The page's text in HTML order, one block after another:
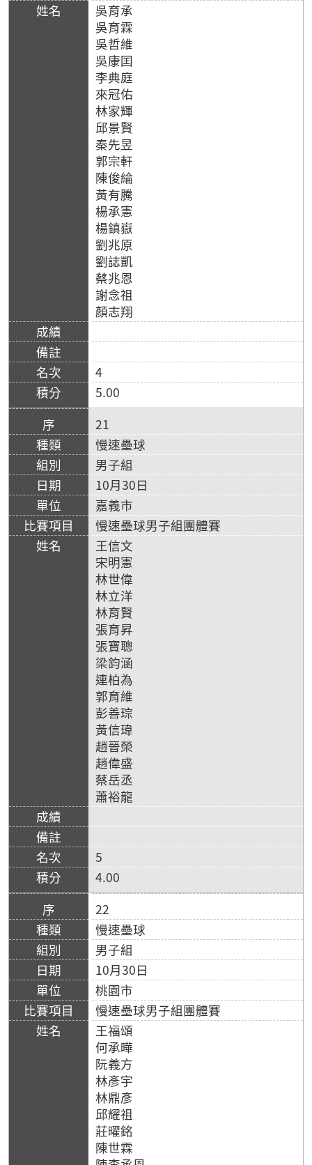
吳育承
吳育霖
吳哲維
吳康囯
李典庭
來冠佑
林家輝
邱景賢
秦先昱
郭宗軒
陳俊綸
黃有騰
楊承憲
楊鎮嶽
劉兆原
劉誌凱
蔡兆恩
謝念祖
顏志翔
4
5.00
21
慢速壘球
男子組
10月30日
嘉義市
慢速壘球男子組團體賽
王信文
宋明憲
林世偉
林立洋
林育賢
張育昇
張寶聰
梁鈞涵
連柏為
郭育維
彭善琮
黃信瑋
趙晉榮
趙偉盛
蔡岳丞
蕭裕龍
5
4.00
22
慢速壘球
男子組
10月30日
桃園市
慢速壘球男子組團體賽
王福頌
何承曄
阮義方
林彥宇
林鼎彥
邱耀祖
莊曜銘
陳世霖